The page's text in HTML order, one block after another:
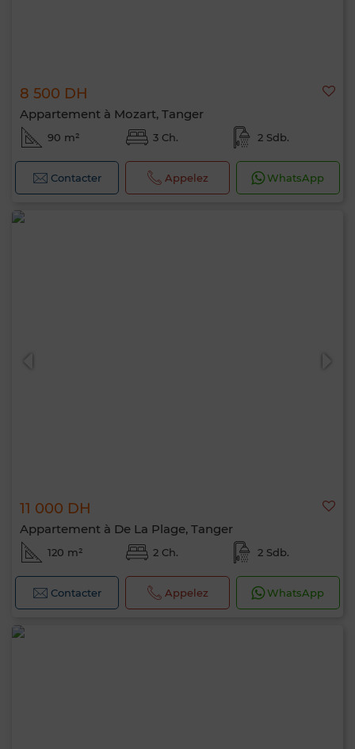
8 500 DH
Appartement à Mozart, Tanger
90 m² 3 Ch. 2 Sdb.
Contacter Appelez WhatsApp
11 000 DH
Appartement à De La Plage, Tanger
120 m² 2 Ch. 2 Sdb.
Contacter Appelez WhatsApp